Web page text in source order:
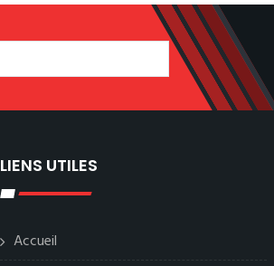
LIENS UTILES
Accueil